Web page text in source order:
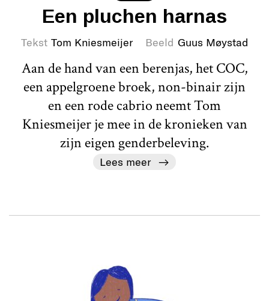
Een pluchen harnas
Tekst Tom Kniesmeijer Beeld Guus Møystad
Aan de hand van een berenjas, het COC,
een appelgroene broek, non-binair zijn
en een rode cabrio neemt Tom
Kniesmeijer je mee in de kronieken van
zijn eigen genderbeleving.
Lees meer